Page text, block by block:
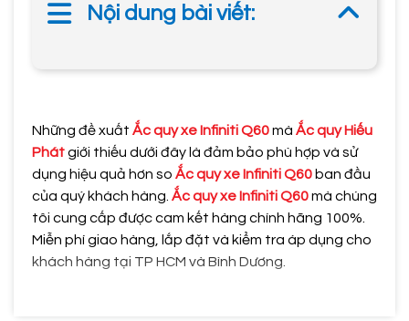
Nội dung bài viết:
Những đề xuất Ắc quy xe Infiniti Q60mà Ắc quy Hiếu
Phátgiới thiếu dưới đây là đảm bảo phù hợp và sử
dụng hiệu quả hơn so Ắc quy xe Infiniti Q60 ban đầu
của quý khách hàng. Ắc quy xe Infiniti Q60mà chúng
tôi cung cấp được cam kết hàng chính hãng 100%.
Miễn phí giao hàng, lắp đặt và kiểm tra áp dụng cho
khách hàng tại TP HCM và Bình Dương.